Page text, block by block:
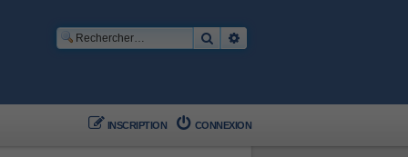
Rechercher
CONNEXION
INSCRIPTION